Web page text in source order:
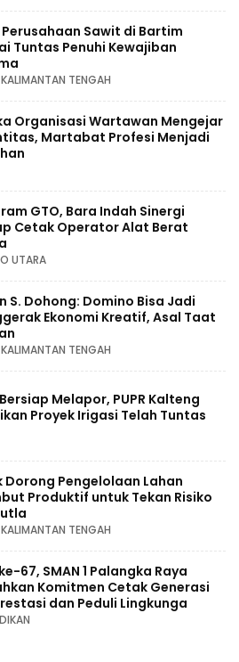
Sawit di Bartim
Tuntas Penuhi Kewajiban
TENGAH
Organisasi Wartawan Mengejar
Martabat Profesi Menjadi
GTO, Bara Indah Sinergi
Cetak Operator Alat Berat
UTARA
S. Dohong: Domino Bisa Jadi
Ekonomi Kreatif, Asal Taat
TENGAH
Melapor, PUPR Kalteng
Proyek Irigasi Telah Tuntas
Dorong Pengelolaan Lahan
Produktif untuk Tekan Risiko
TENGAH
67, SMAN 1 Palangka Raya
Komitmen Cetak Generasi
dan Peduli Lingkunga